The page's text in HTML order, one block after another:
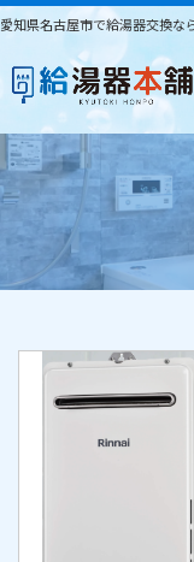
愛知県名古屋市で給湯器交換な